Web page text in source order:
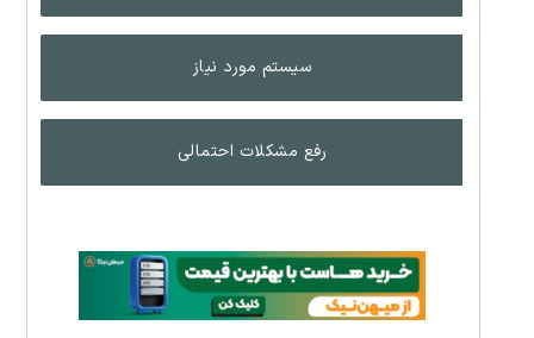
سیستم مورد نیاز
رفع مشکلات احتمالی